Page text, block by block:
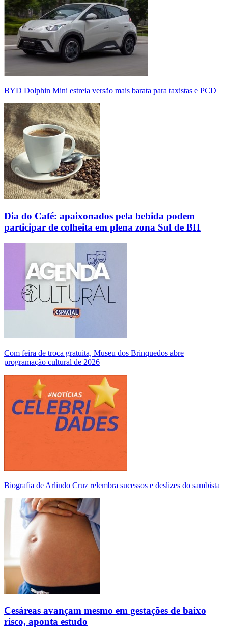
BYD Dolphin Mini estreia versão mais barata para taxistas e PCD
Dia do Café: apaixonados pela bebida podem
participar de colheita em plena zona Sul de BH
Com feira de troca gratuita, Museu dos Brinquedos abre
programação cultural de 2026
Biografia de Arlindo Cruz relembra sucessos e deslizes do sambista
Cesáreas avançam mesmo em gestações de baixo
risco, aponta estudo